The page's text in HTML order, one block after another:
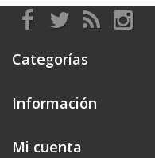
Categorías
Información
Mi cuenta